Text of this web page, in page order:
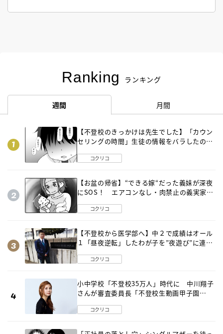
Ranking ランキング
週間 月間
【不登校のきっかけは先生でした】「カウン
セリングの時間」生徒の情報をバラしたの
コクリコ
【お盆の帰省】“できる嫁“だった義妹が深夜
にSOS！ エアコンなし・肉禁止の義実家ル
コクリコ
【不登校から医学部へ】中２で成績はオール
１「昼夜逆転」したわが子を”夜遊び”に連れ
コクリコ
小中学校「不登校35万人」時代に 中川翔子
さんが審査委員長「不登校生動画甲子園
コクリコ